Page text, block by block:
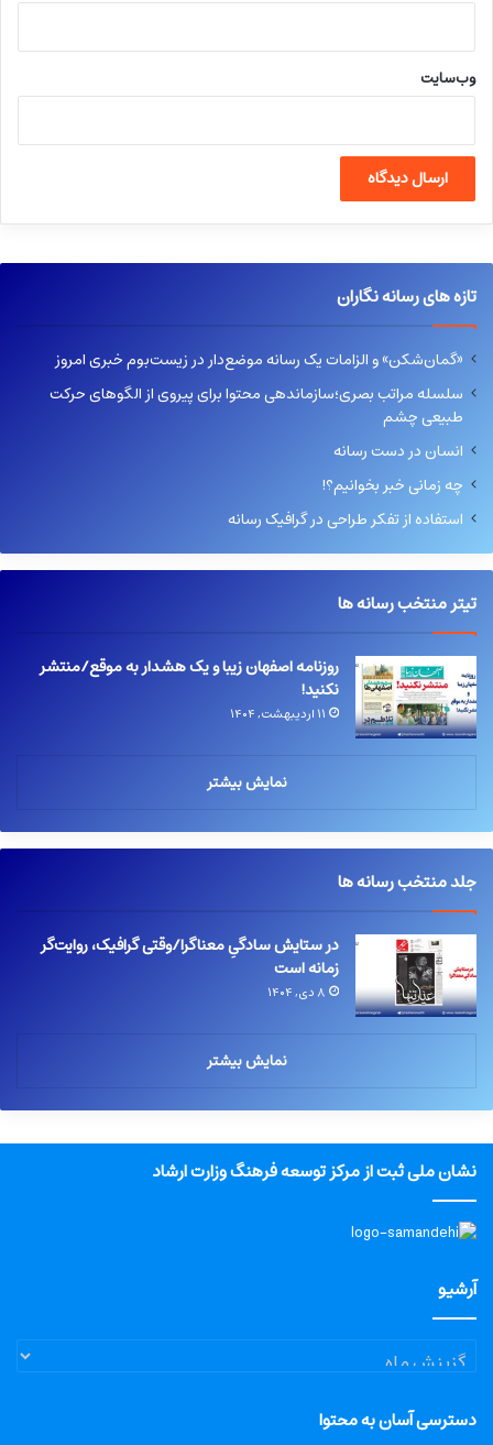
وب‌سایت
تازه های رسانه نگاران
«گمان‌شکن» و الزامات یک رسانه موضع‌دار در زیست‌بوم خبری امروز
سلسله مراتب بصری؛سازماندهی محتوا برای پیروی از الگوهای حرکت
طبیعی چشم
انسان در دست رسانه
چه زمانی خبر بخوانیم؟!
استفاده از تفکر طراحی در گرافیک رسانه
تیتر منتخب رسانه ها
روزنامه اصفهان زیبا و یک هشدار به موقع/منتشر
نکنید!
۱۱ اردیبهشت, ۱۴۰۴
نمایش بیشتر
جلد منتخب رسانه ها
در ستایش سادگیِ معناگرا/وقتی گرافیک، روایت‌گر
زمانه است
۸ دی, ۱۴۰۴
نمایش بیشتر
نشان ملی ثبت از مرکز توسعه فرهنگ وزارت ارشاد
آرشیو
آرشیو
دسترسی آسان به محتوا